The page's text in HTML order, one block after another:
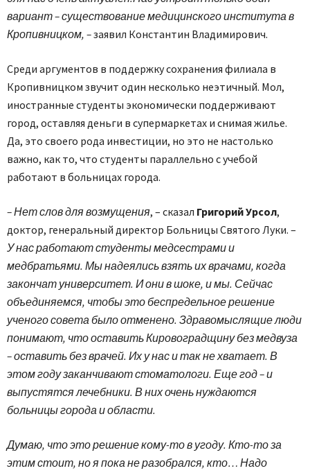
вариант – существование медицинского института в
Кропивницком, –заявил Константин Владимирович.
Среди аргументов в поддержку сохранения филиала в
Кропивницком звучит один несколько неэтичный. Мол,
иностранные студенты экономически поддерживают
город, оставляя деньги в супермаркетах и снимая жилье.
Да, это своего рода инвестиции, но это не настолько
важно, как то, что студенты параллельно с учебой
работают в больницах города.
– Нет слов для возмущения, – сказал Григорий Урсол,
доктор, генеральный директор Больницы Святого Луки. –
У нас работают студенты медсестрами и
медбратьями. Мы надеялись взять их врачами, когда
закончат университет. И они в шоке, и мы. Сейчас
объединяемся, чтобы это беспредельное решение
ученого совета было отменено. Здравомыслящие люди
понимают, что оставить Кировоградщину без медвуза
– оставить без врачей. Их у нас и так не хватает. В
этом году заканчивают стоматологи. Еще год – и
выпустятся лечебники. В них очень нуждаются
больницы города и области.
Думаю, что это решение кому-то в угоду. Кто-то за
этим стоит, но я пока не разобрался, кто… Надо